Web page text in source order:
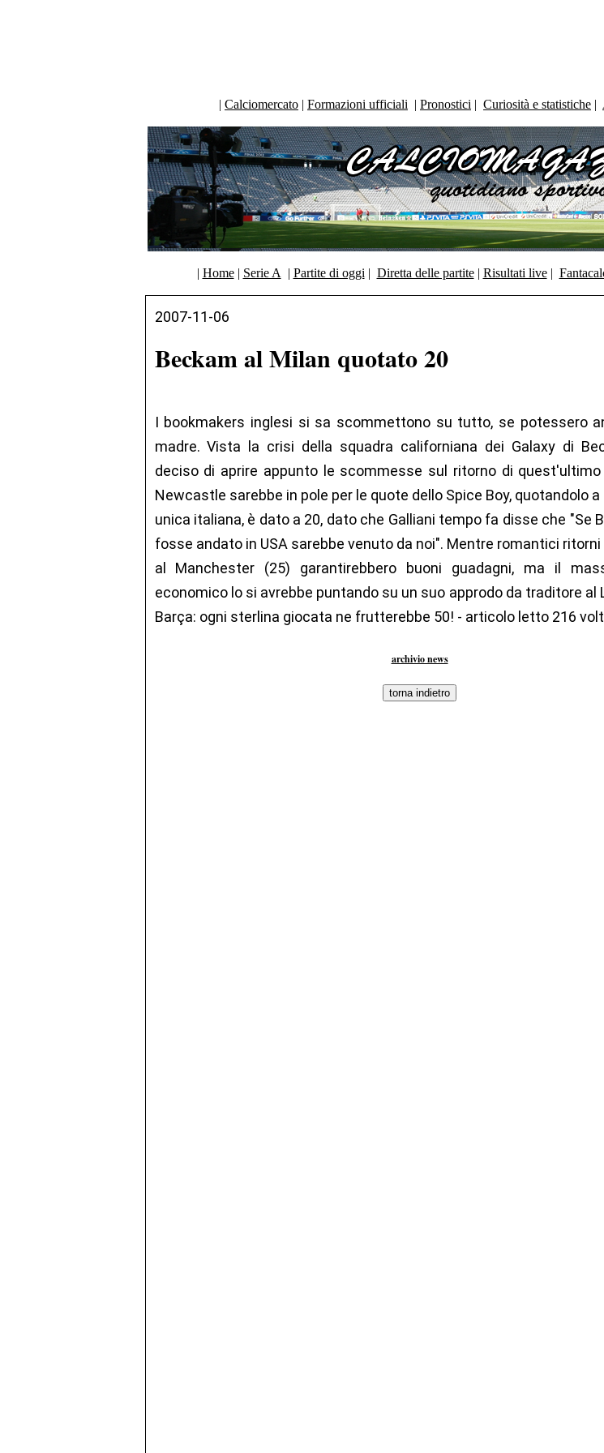
| Calciomercato | Formazioni ufficiali | Pronostici | Curiosità e statistiche |
| Home| Serie A | Partite di oggi | Diretta delle partite| Risultati live|
2007-11-06
Beckam al Milan quotato 20
I bookmakers inglesi si sa scommettono su tutto, se potessero
madre. Vista la crisi della squadra californiana dei Galaxy di
deciso di aprire appunto le scommesse sul ritorno di quest'ultimo
Newcastle sarebbe in pole per le quote dello Spice Boy, quotandolo a
unica italiana, è dato a 20, dato che Galliani tempo fa disse che "Se
fosse andato in USA sarebbe venuto da noi". Mentre romantici ritorni
al Manchester (25) garantirebbero buoni guadagni, ma il
economico lo si avrebbe puntando su un suo approdo da traditore al
Barça: ogni sterlina giocata ne frutterebbe 50! - articolo letto 216
archivio news